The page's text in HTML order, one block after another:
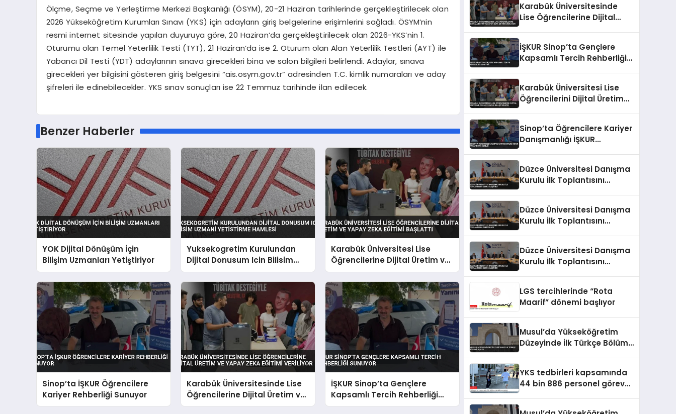
Ölçme, Seçme ve Yerleştirme Merkezi Başkanlığı (ÖSYM), 20-21 Haziran tarihlerinde gerçekleştirilecek olan
2026 Yükseköğretim Kurumları Sınavı (YKS) için adayların giriş belgelerine erişimlerini sağladı. ÖSYM’nin
resmi internet sitesinde yapılan duyuruya göre, 20 Haziran’da gerçekleştirilecek olan 2026-YKS’nin 1.
Oturumu olan Temel Yeterlilik Testi (TYT), 21 Haziran’da ise 2. Oturum olan Alan Yeterlilik Testleri (AYT) ile
Yabancı Dil Testi (YDT) adaylarının sınava girecekleri bina ve salon bilgileri belirlendi. Adaylar, sınava
girecekleri yer bilgisini gösteren giriş belgesini “ais.osym.gov.tr” adresinden T.C. kimlik numaraları ve aday
şifreleri ile edinebilecekler. YKS sınav sonuçları ise 22 Temmuz tarihinde ilan edilecek.
Benzer Haberler
YOK Dijital Dönüşüm İçin
Bilişim Uzmanları Yetiştiriyor
Yuksekogretim Kurulundan
Dijital Donusum Icin Bilisim
Uzmani Yetistirme Hamlesi
Karabük Üniversitesi Lise
Öğrencilerine Dijital Üretim ve
Yapay Zeka Eğitimi Başlattı
Sinop’ta İŞKUR Öğrencilere
Kariyer Rehberliği Sunuyor
Karabük Üniversitesinde Lise
Öğrencilerine Dijital Üretim ve
Yapay Zeka Eğitimi Veriliyor
İŞKUR Sinop’ta Gençlere
Kapsamlı Tercih Rehberliği
Sunuyor
Karabük Üniversitesinde
Lise Öğrencilerine Dijital
İŞKUR Sinop’ta Gençlere
Kapsamlı Tercih Rehberliği
Karabük Üniversitesi Lise
Öğrencilerini Dijital Üretim
Sinop’ta Öğrencilere Kariyer
Danışmanlığı İŞKUR
Düzce Üniversitesi Danışma
Kurulu İlk Toplantısını
Düzce Üniversitesi Danışma
Kurulu İlk Toplantısını
Düzce Üniversitesi Danışma
Kurulu İlk Toplantısını
LGS tercihlerinde “Rota
Maarif” dönemi başlıyor
Musul’da Yükseköğretim
Düzeyinde İlk Türkçe Bölümü
YKS tedbirleri kapsamında
44 bin 886 personel görev